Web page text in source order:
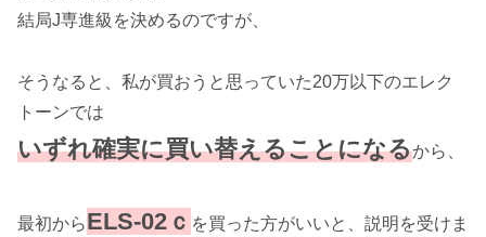
結局J専進級を決めるのですが、
そうなると、私が買おうと思っていた20万以下のエレク
トーンでは
いずれ確実に買い替えることになるから、
最初からELS-02ｃ を買った方がいいと、説明を受けま